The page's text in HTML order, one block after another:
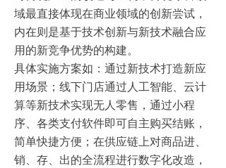
域最直接体现在商业领域的创新尝试，
内在则是基于技术创新与新技术融合应
用的新竞争优势的构建。
具体实施方案如：通过新技术打造新应
用场景；线下门店通过人工智能、云计
算等新技术实现无人零售，通过小程
序、各类支付软件即可自主购买结账，
简单快捷方便；在供应链上对商品进、
销、存、出的全流程进行数字化改造，